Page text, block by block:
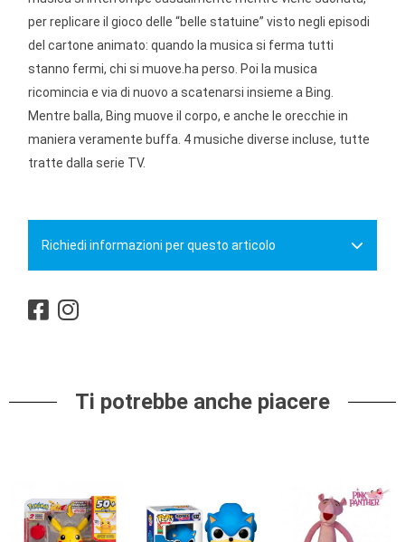
per replicare il gioco delle “belle statuine” visto negli episodi
del cartone animato: quando la musica si ferma tutti
stanno fermi, chi si muove.ha perso. Poi la musica
ricomincia e via di nuovo a scatenarsi insieme a Bing.
Mentre balla, Bing muove il corpo, e anche le orecchie in
maniera veramente buffa. 4 musiche diverse incluse, tutte
tratte dalla serie TV.
Richiedi informazioni per questo articolo
Ti potrebbe anche piacere